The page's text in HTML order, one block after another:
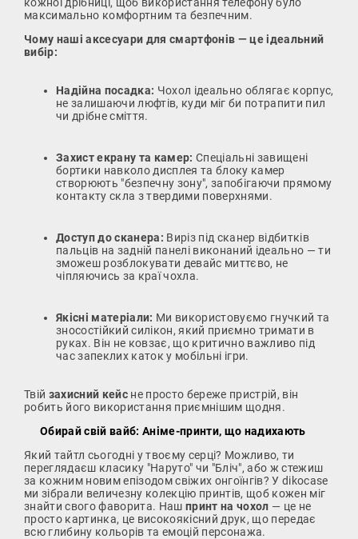
максимально комфортним та безпечним.
Чому наші аксесуари для смартфонів — це ідеальний
вибір:
Надійна посадка: Чохол ідеально облягає корпус,
не залишаючи люфтів, куди міг би потрапити пил
чи дрібне сміття.
Захист екрану та камер: Спеціальні завищені
бортики навколо дисплея та блоку камер
створюють "безпечну зону", запобігаючи прямому
контакту скла з твердими поверхнями.
Доступ до сканера: Виріз під сканер відбитків
пальців на задній панелі виконаний ідеально — ти
зможеш розблокувати девайс миттєво, не
чіпляючись за краї чохла.
Якісні матеріали: Ми використовуємо гнучкий та
зносостійкий силікон, який приємно тримати в
руках. Він не ковзає, що критично важливо під
час запеклих каток у мобільні ігри.
Твій захисний кейс не просто береже пристрій, він
робить його використання приємнішим щодня.
Обирай свій вайб: Аніме-принти, що надихають
Який тайтл сьогодні у твоєму серці? Можливо, ти
переглядаєш класику "Наруто" чи "Бліч", або ж стежиш
за кожним новим епізодом свіжих онгоїнгів? У dikocase
ми зібрали величезну колекцію принтів, щоб кожен міг
знайти свого фаворита. Наш принт на чохол — це не
просто картинка, це високоякісний друк, що передає
всю глибину кольорів та емоцій персонажа.